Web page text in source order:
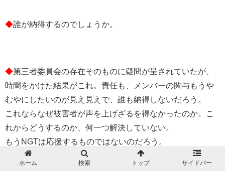
◆誰が納得するのでしょうか。
◆第三者委員会の存在そのものに疑問が呈されていたが、
時間をかけた結果がこれ。責任も、メンバーの関与もうや
むやにしたいのが見え見えで、誰も納得しないだろう。
これならなぜ被害者が声を上げざるを得なかったのか。こ
れからどうするのか、何一つ解決していない。
もうNGTは応援するものではないのだろう。
ホーム 検索 トップ サイドバー